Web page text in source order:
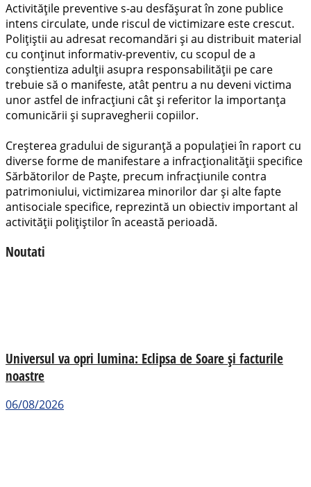
Activitățile preventive s-au desfășurat în zone publice
intens circulate, unde riscul de victimizare este crescut.
Polițiștii au adresat recomandări și au distribuit material
cu conținut informativ-preventiv, cu scopul de a
conștientiza adulții asupra responsabilității pe care
trebuie să o manifeste, atât pentru a nu deveni victima
unor astfel de infracțiuni cât și referitor la importanța
comunicării și supravegherii copiilor.
Creșterea gradului de siguranță a populației în raport cu
diverse forme de manifestare a infracționalității specifice
Sărbătorilor de Paște, precum infracțiunile contra
patrimoniului, victimizarea minorilor dar și alte fapte
antisociale specifice, reprezintă un obiectiv important al
activității polițiștilor în această perioadă.
Noutati
Universul va opri lumina: Eclipsa de Soare și facturile
noastre
06/08/2026